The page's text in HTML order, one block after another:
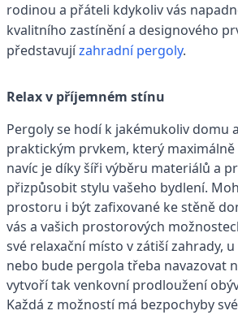
rodinou a přáteli kdykoliv vás
kvalitního zastínění a designového
představujízahradní pergoly.
Relax v příjemném stínu
Pergoly se hodí k jakémukoliv domu
praktickým prvkem, který maximálně
navíc je díky šíři výběru materiálů a
přizpůsobit stylu vašeho bydlení.
prostoru i být zafixované ke stěně
vás a vašich prostorových
své relaxační místo v zátiší zahrady,
nebo bude pergola třeba navazovat
vytvoří tak venkovní prodloužení
Každá z možností má bezpochyby